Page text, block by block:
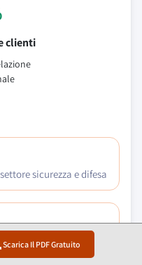
Scarica Il PDF Gratuito
clienti
sicurezza e difesa
di terze parti